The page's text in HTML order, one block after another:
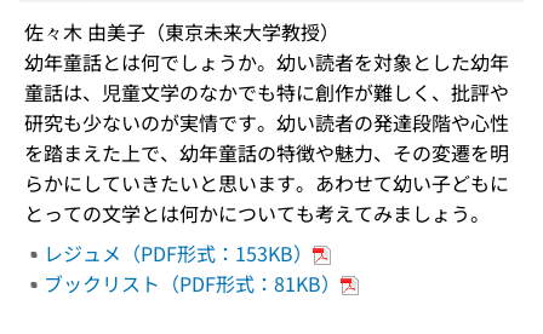
佐々木 由美子（東京未来大学教授）
幼年童話とは何でしょうか。幼い読者を対象とした幼年
童話は、児童文学のなかでも特に創作が難しく、批評や
研究も少ないのが実情です。幼い読者の発達段階や心性
を踏まえた上で、幼年童話の特徴や魅力、その変遷を明
らかにしていきたいと思います。あわせて幼い子どもに
とっての文学とは何かについても考えてみましょう。
レジュメ（PDF形式：153KB）
ブックリスト（PDF形式：81KB）